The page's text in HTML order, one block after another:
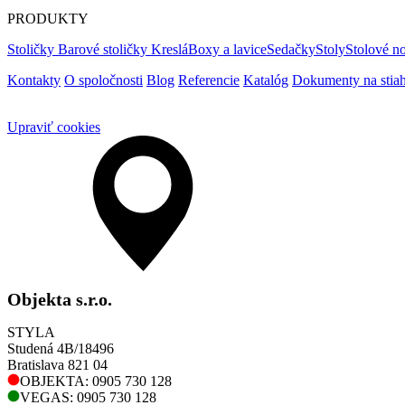
PRODUKTY
Stoličky Barové stoličky KresláBoxy a laviceSedačkyStolyStolové
Kontakty O spoločnosti Blog Referencie Katalóg Dokumenty na
Upraviť cookies
Objekta s.r.o.
STYLA
Studená 4B/18496
Bratislava 821 04
OBJEKTA: 0905 730 128
VEGAS: 0905 730 128